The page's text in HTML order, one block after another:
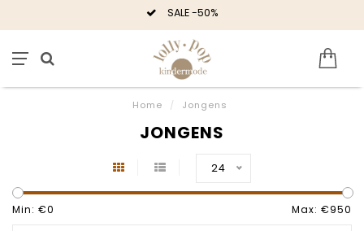
SALE -50%
Home / Jongens
JONGENS
24
Min: €0 Max: €950